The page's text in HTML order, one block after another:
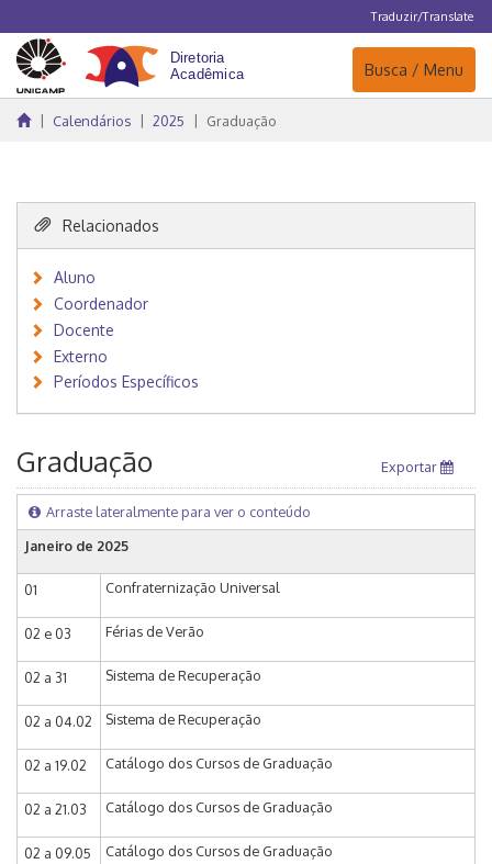
Traduzir/Translate
Navegação
Busca / Menu
Calendários 2025 Graduação
Relacionados
Aluno
Coordenador
Docente
Externo
Períodos Específicos
Graduação Exportar
Arraste lateralmente para ver o conteúdo
Janeiro de 2025
01 Confraternização Universal
02 e 03 Férias de Verão
02 a 31 Sistema de Recuperação
02 a 04.02 Sistema de Recuperação
02 a 19.02 Catálogo dos Cursos de Graduação
02 a 21.03 Catálogo dos Cursos de Graduação
02 a 09.05 Catálogo dos Cursos de Graduação